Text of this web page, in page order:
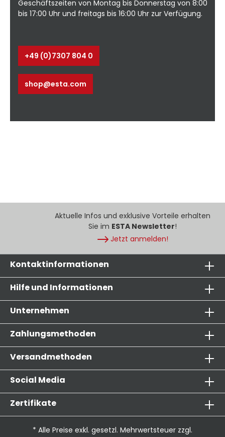
Geschäftszeiten von Montag bis Donnerstag von 8:00
bis 17:00 Uhr und freitags bis 16:00 Uhr zur Verfügung.
+49 (0)7307 804 0
shop@esta.com
Aktuelle Infos und exklusive Vorteile erhalten
Sie im ESTA Newsletter!
Jetzt anmelden!
Kontaktinformationen
Hilfe und Informationen
Unternehmen
Zahlungsmethoden
Versandmethoden
Social Media
Zertifikate
* Alle Preise exkl. gesetzl. Mehrwertsteuer zzgl.